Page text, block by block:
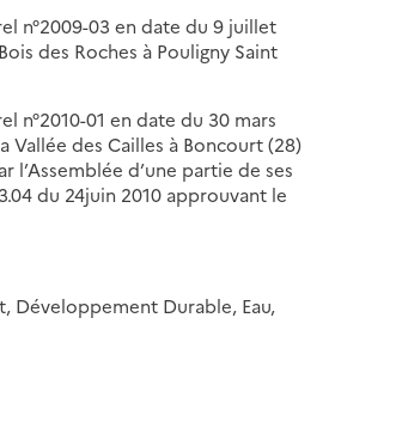
n°2009-03 en date du 9 juillet
des Roches à Pouligny Saint
n°2010-01 en date du 30 mars
Vallée des Cailles à Boncourt (28)
l’Assemblée d’une partie de ses
du 24juin 2010 approuvant le
Développement Durable, Eau,